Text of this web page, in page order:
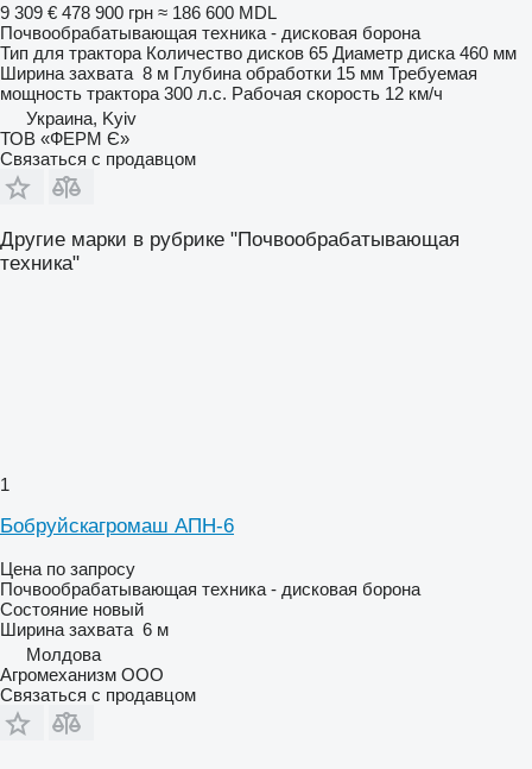
9 309 € 478 900 грн ≈ 186 600 MDL
Почвообрабатывающая техника - дисковая борона
Тип для трактора Количество дисков 65 Диаметр диска 460 мм
Ширина захвата 8 м Глубина обработки 15 мм Требуемая
мощность трактора 300 л.с. Рабочая скорость 12 км/ч
Украина, Kyiv
ТОВ «ФЕРМ Є»
Связаться с продавцом
Другие марки в рубрике "Почвообрабатывающая
техника"
1
Бобруйскагромаш АПН-6
Цена по запросу
Почвообрабатывающая техника - дисковая борона
Состояние новый
Ширина захвата 6 м
Молдова
Агромеханизм ООО
Связаться с продавцом